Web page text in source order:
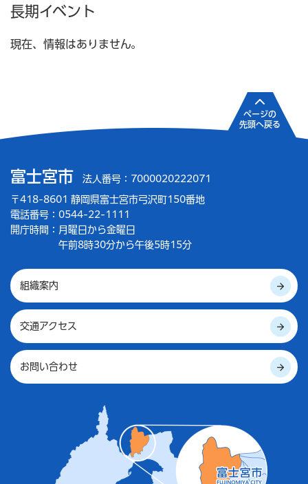
長期イベント
現在、情報はありません。
富士宮市 法人番号：7000020222071
〒418-8601 静岡県富士宮市弓沢町150番地
電話番号：0544-22-1111
開庁時間： 月曜日から金曜日
午前8時30分から午後5時15分
組織案内
交通アクセス
お問い合わせ
ページの
先頭へ戻る